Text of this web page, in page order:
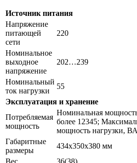
Источник питания
Напряжение
питающей
сети
220
Номинальное
выходное
напряжение
202…239
Номинальный
ток нагрузки
55
Эксплуатация и хранение
Потребляемая
мощность
Номинальная
более 12345;
мощность нагрузки,
Габаритные
размеры
434х350х380 мм